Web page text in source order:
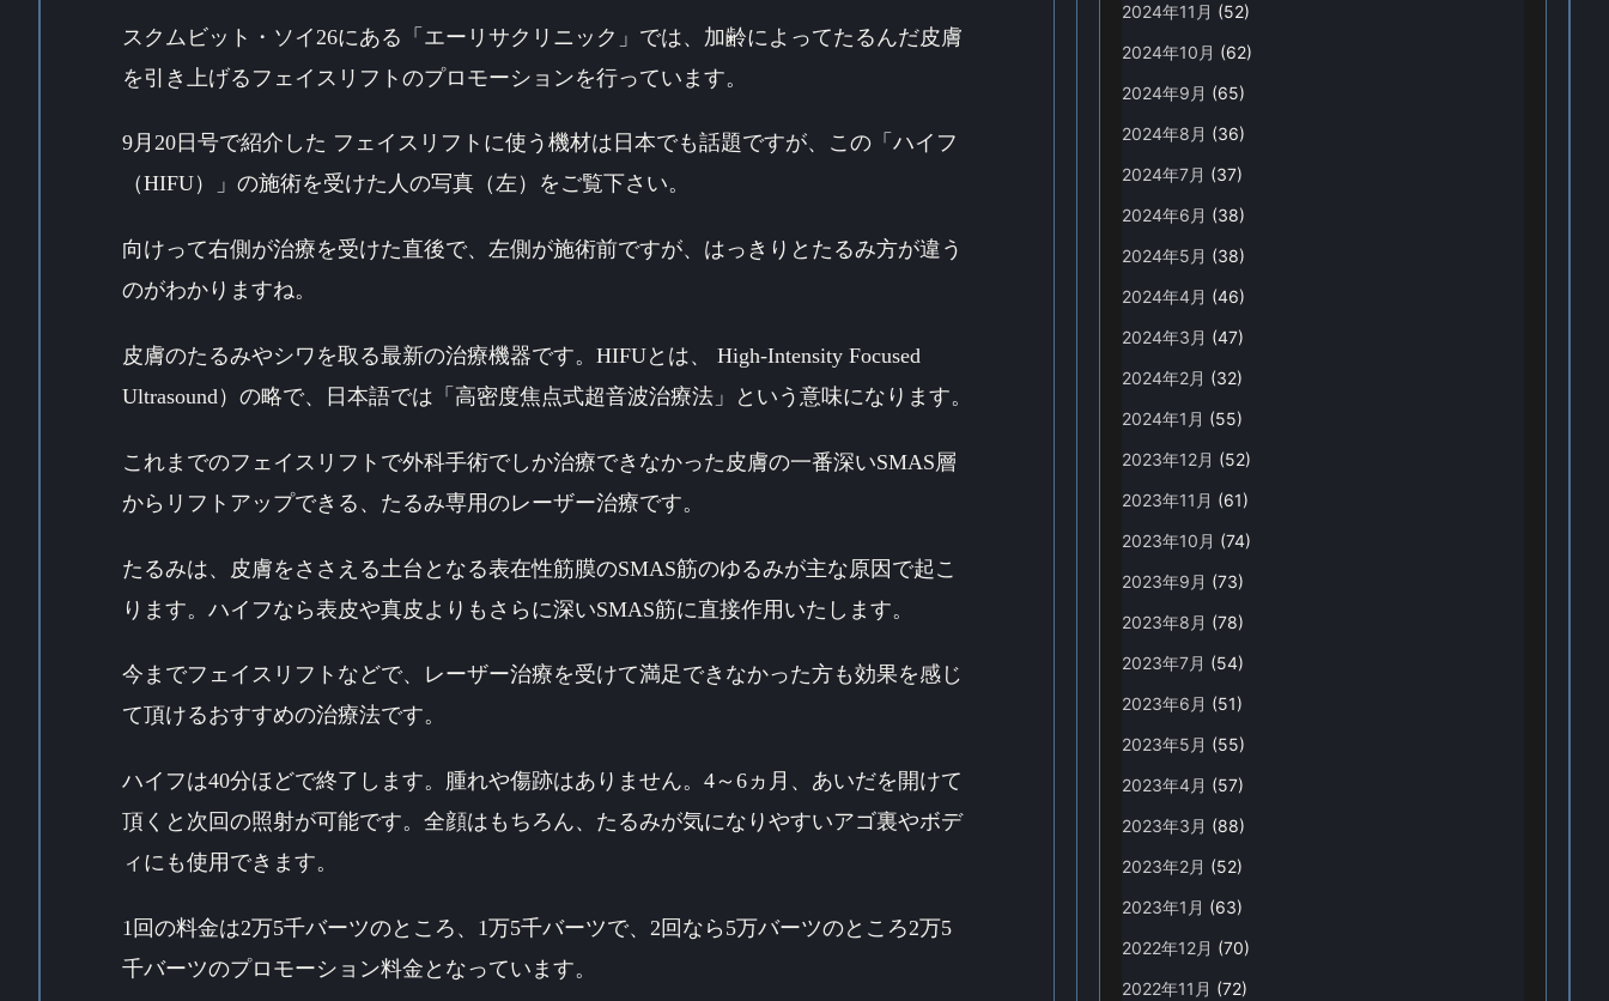
スクムビット・ソイ26にある「エーリサクリニック」では、加齢によってたるんだ皮膚
を引き上げるフェイスリフトのプロモーションを行っています。
9月20日号で紹介した フェイスリフトに使う機材は日本でも話題ですが、この「ハイフ
（HIFU）」の施術を受けた人の写真（左）をご覧下さい。
向けって右側が治療を受けた直後で、左側が施術前ですが、はっきりとたるみ方が違う
のがわかりますね。
皮膚のたるみやシワを取る最新の治療機器です。HIFUとは、 High-Intensity Focused
Ultrasound）の略で、日本語では「高密度焦点式超音波治療法」という意味になります。
これまでのフェイスリフトで外科手術でしか治療できなかった皮膚の一番深いSMAS層
からリフトアップできる、たるみ専用のレーザー治療です。
たるみは、皮膚をささえる土台となる表在性筋膜のSMAS筋のゆるみが主な原因で起こ
ります。ハイフなら表皮や真皮よりもさらに深いSMAS筋に直接作用いたします。
今までフェイスリフトなどで、レーザー治療を受けて満足できなかった方も効果を感じ
て頂けるおすすめの治療法です。
ハイフは40分ほどで終了します。腫れや傷跡はありません。4～6ヵ月、あいだを開けて
頂くと次回の照射が可能です。全顔はもちろん、たるみが気になりやすいアゴ裏やボデ
ィにも使用できます。
1回の料金は2万5千バーツのところ、1万5千バーツで、2回なら5万バーツのところ2万5
千バーツのプロモーション料金となっています。
2024年11月 (52)
2024年10月 (62)
2024年9月 (65)
2024年8月 (36)
2024年7月 (37)
2024年6月 (38)
2024年5月 (38)
2024年4月 (46)
2024年3月 (47)
2024年2月 (32)
2024年1月 (55)
2023年12月 (52)
2023年11月 (61)
2023年10月 (74)
2023年9月 (73)
2023年8月 (78)
2023年7月 (54)
2023年6月 (51)
2023年5月 (55)
2023年4月 (57)
2023年3月 (88)
2023年2月 (52)
2023年1月 (63)
2022年12月 (70)
2022年11月 (72)